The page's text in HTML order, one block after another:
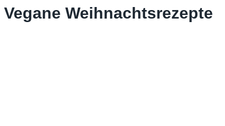
Vegane Weihnachtsrezepte